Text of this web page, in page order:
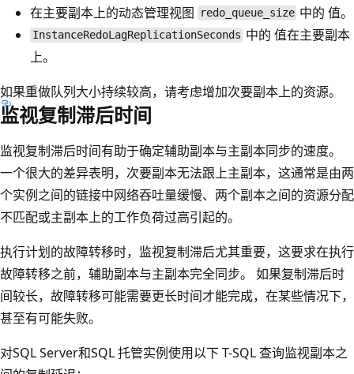
在主要副本上的动态管理视图
redo_queue_size 中的值。
InstanceRedoLagReplicationSeconds 中的值在主要副本
上。
如果重做队列大小持续较高，请考虑增加次要副本上的资源。
监视复制滞后时间
监视复制滞后时间有助于确定辅助副本与主副本同步的速度。
一个很大的差异表明，次要副本无法跟上主副本，这通常是由两
个实例之间的链接中网络吞吐量缓慢、两个副本之间的资源分配
不匹配或主副本上的工作负荷过高引起的。
执行计划的故障转移时，监视复制滞后尤其重要，这要求在执行
故障转移之前，辅助副本与主副本完全同步。 如果复制滞后时
间较长，故障转移可能需要更长时间才能完成，在某些情况下，
甚至有可能失败。
对SQL Server和SQL 托管实例使用以下 T-SQL 查询监视副本之